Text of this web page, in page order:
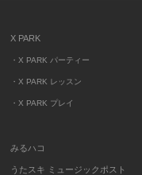
X PARK
・X PARK パーティー
・X PARK レッスン
・X PARK プレイ
みるハコ
うたスキ ミュージックポスト